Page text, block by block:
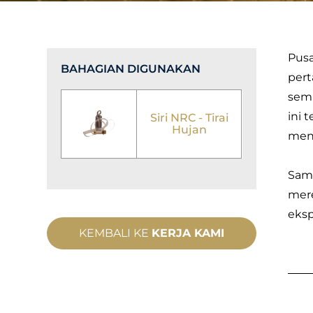
BAHAGIAN DIGUNAKAN
Siri NRC - Tirai
Hujan
KEMBALI KE KERJA KAMI
ini